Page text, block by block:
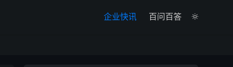

企业快讯 百问百答